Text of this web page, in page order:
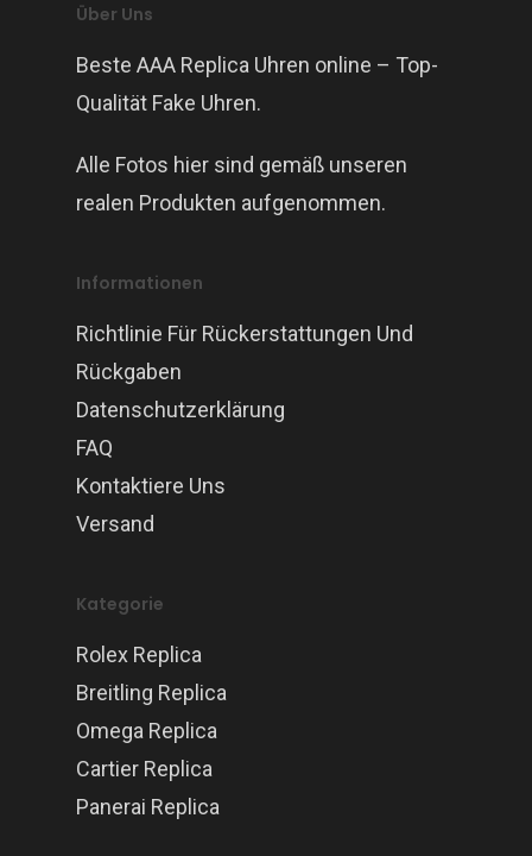
Über Uns
Beste AAA Replica Uhren online – Top-
Qualität Fake Uhren.
Alle Fotos hier sind gemäß unseren
realen Produkten aufgenommen.
Informationen
Richtlinie Für Rückerstattungen Und
Rückgaben
Datenschutzerklärung
FAQ
Kontaktiere Uns
Versand
Kategorie
Rolex Replica
Breitling Replica
Omega Replica
Cartier Replica
Panerai Replica